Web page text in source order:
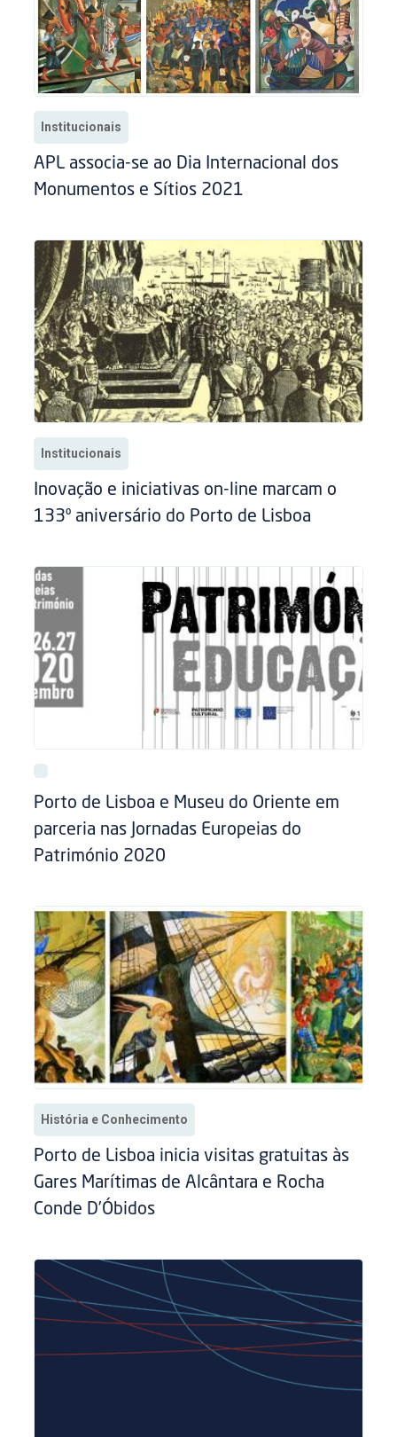
Institucionais
APL associa-se ao Dia Internacional dos
Monumentos e Sítios 2021
Institucionais
Inovação e iniciativas on-line marcam o
133º aniversário do Porto de Lisboa
Porto de Lisboa e Museu do Oriente em
parceria nas Jornadas Europeias do
Património 2020
História e Conhecimento
Porto de Lisboa inicia visitas gratuitas às
Gares Marítimas de Alcântara e Rocha
Conde D’Óbidos